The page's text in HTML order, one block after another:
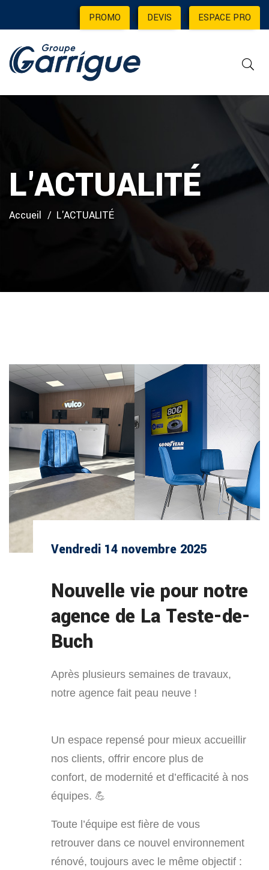
PROMO | DEVIS | ESPACE PRO
L'ACTUALITÉ
Accueil L'ACTUALITÉ
Vendredi 14 novembre 2025
Nouvelle vie pour notre
agence de La Teste-de-
Buch
Après plusieurs semaines de travaux,
notre agence fait peau neuve !
Un espace repensé pour mieux accueillir
nos clients, offrir encore plus de
confort, de modernité et d’efficacité à nos
équipes. 💪
Toute l’équipe est fière de vous
retrouver dans ce nouvel environnement
rénové, toujours avec le même objectif :